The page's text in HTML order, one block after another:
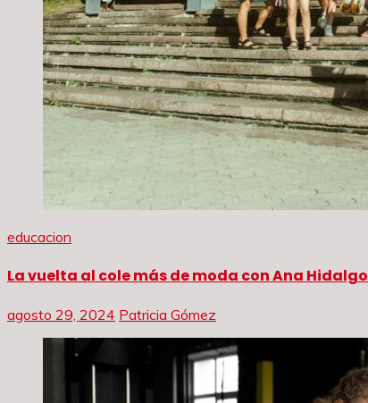
educacion
La vuelta al cole más de moda con Ana Hidalgo
agosto 29, 2024 Patricia Gómez